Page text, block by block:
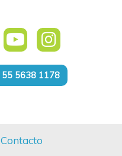
Contacto
55 5638 1178